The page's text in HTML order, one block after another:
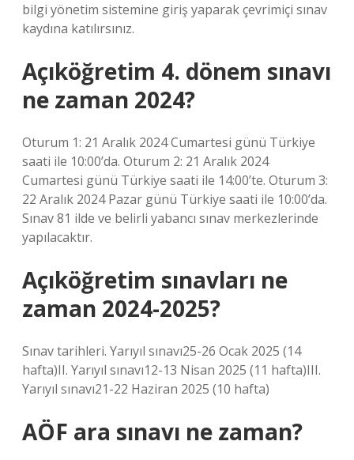
bilgi yönetim sistemine giriş yaparak çevrimiçi sınav
kaydına katılırsınız.
Açıköğretim 4. dönem sınavı
ne zaman 2024?
Oturum 1: 21 Aralık 2024 Cumartesi günü Türkiye
saati ile 10:00’da. Oturum 2: 21 Aralık 2024
Cumartesi günü Türkiye saati ile 14:00’te. Oturum 3:
22 Aralık 2024 Pazar günü Türkiye saati ile 10:00’da.
Sınav 81 ilde ve belirli yabancı sınav merkezlerinde
yapılacaktır.
Açıköğretim sınavları ne
zaman 2024-2025?
Sınav tarihleri. Yarıyıl sınavı25-26 Ocak 2025 (14
hafta)II. Yarıyıl sınavı12-13 Nisan 2025 (11 hafta)III.
Yarıyıl sınavı21-22 Haziran 2025 (10 hafta)
AÖF ara sınavı ne zaman?